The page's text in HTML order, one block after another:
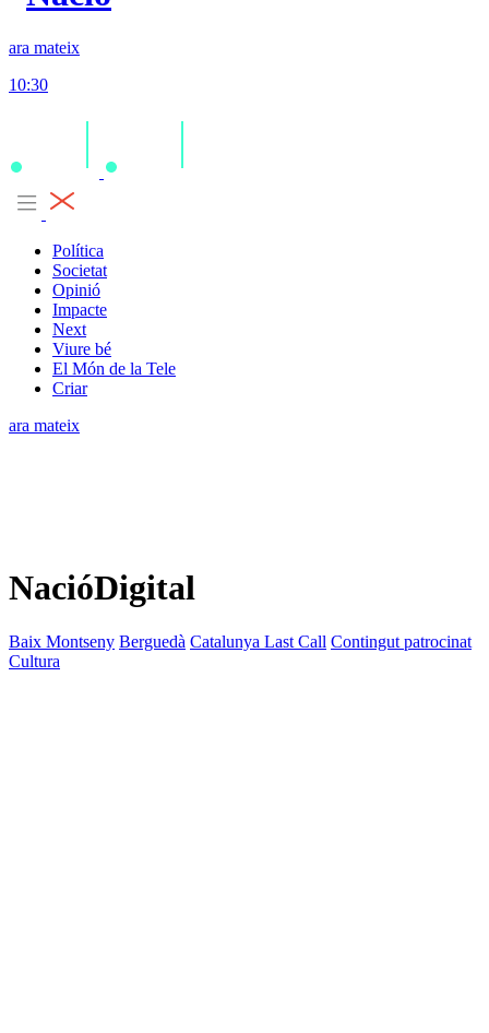
ara mateix
10:30
Política
Societat
Opinió
Impacte
Next
Viure bé
El Món de la Tele
Criar
ara mateix
NacióDigital
Baix Montseny Berguedà Catalunya Last Call Contingut patrocinat
Cultura